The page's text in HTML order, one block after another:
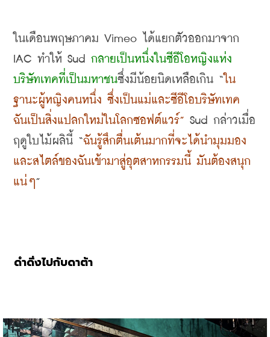
ในเดือนพฤษภาคม Vimeo
ได้แยกตัวออกมาจาก
IAC ทำให้ Sud กลายเป็นหนึ่งในซีอีโอหญิงแห่ง
บริษัทเทคที่เป็นมหาชนซึ่งมีน้อยนิดเหลือเกิน “ ใน
ฐานะผู้หญิงคนหนึ่ง ซึ่งเป็นแม่และซีอีโอบริษัทเทค
ฉันเป็นสิ่งแปลกใหม่ในโลกซอฟต์แวร์” Sud กล่าวเมื่อ
ฤดูใบไม้ผลินี้ “ฉันรู้สึกตื่นเต้นมากที่จะได้นำมุมมอง
และสไตล์ของฉันเข้ามาสู่อุตสาหกรรมนี้ มันต้องสนุก
แน่ๆ”
ดำดิ่งไปกับดาต้า